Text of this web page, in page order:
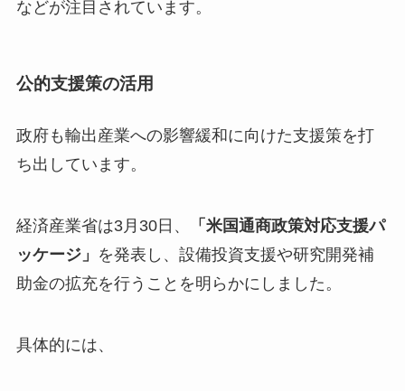
などが注目されています。
公的支援策の活用
政府も輸出産業への影響緩和に向けた支援策を打
ち出しています。
経済産業省は3月30日、
「米国通商政策対応支援パ
ッケージ」 を発表し、設備投資支援や研究開発補
助金の拡充を行うことを明らかにしました。
具体的には、